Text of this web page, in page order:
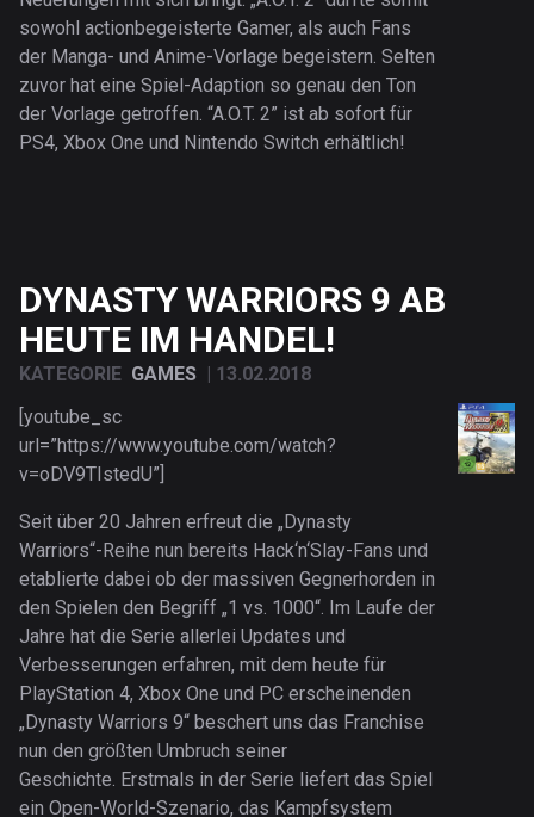
sowohl actionbegeisterte Gamer, als auch Fans
der Manga- und Anime-Vorlage begeistern. Selten
zuvor hat eine Spiel-Adaption so genau den Ton
der Vorlage getroffen. “A.O.T. 2” ist ab sofort für
PS4, Xbox One und Nintendo Switch erhältlich!
DYNASTY WARRIORS 9 AB
HEUTE IM HANDEL!
KATEGORIE GAMES | 13.02.2018
[youtube_sc
url=”https://www.youtube.com/watch?
v=oDV9TIstedU”]
Seit über 20 Jahren erfreut die „Dynasty
Warriors“-Reihe nun bereits Hack‘n‘Slay-Fans und
etablierte dabei ob der massiven Gegnerhorden in
den Spielen den Begriff „1 vs. 1000“. Im Laufe der
Jahre hat die Serie allerlei Updates und
Verbesserungen erfahren, mit dem heute für
PlayStation 4, Xbox One und PC erscheinenden
„Dynasty Warriors 9“ beschert uns das Franchise
nun den größten Umbruch seiner
Geschichte. Erstmals in der Serie liefert das Spiel
ein Open-World-Szenario, das Kampfsystem